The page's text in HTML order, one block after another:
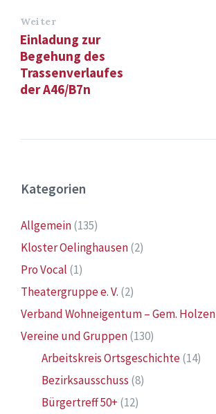
Weiter
Einladung zur
Begehung des
Trassenverlaufes
der A46/B7n
Kategorien
Allgemein(135)
Kloster Oelinghausen(2)
Pro Vocal (1)
Theatergruppe e. V. (2)
Verband Wohneigentum – Gem. Holzen
Vereine und Gruppen(130)
Arbeitskreis Ortsgeschichte(14)
Bezirksausschuss (8)
Bürgertreff 50+ (12)